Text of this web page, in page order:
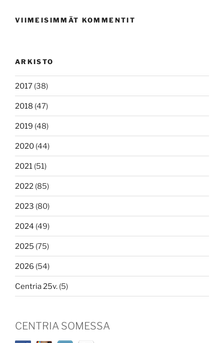
VIIMEISIMMÄT KOMMENTIT
ARKISTO
2017 (38)
2018 (47)
2019 (48)
2020 (44)
2021 (51)
2022 (85)
2023 (80)
2024 (49)
2025 (75)
2026 (54)
Centria 25v. (5)
CENTRIA SOMESSA